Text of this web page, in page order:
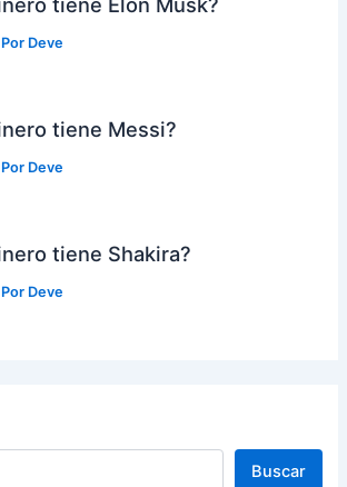
Deve
tiene Messi?
Deve
tiene Shakira?
Deve
Buscar